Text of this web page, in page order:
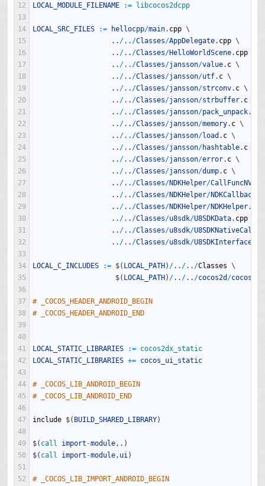
12
13
14
15
16
17
18
19
20
21
22
23
24
25
26
27
28
29
30
31
32
33
34
35
36
37
38
39
40
41
42
43
44
45
46
47
48
49
50
51
52
LOCAL_MODULE_FILENAME := libcocos2dcpp
LOCAL_SRC_FILES := hellocpp/main. cpp \
. . /. . /Classes/AppDelegate. cpp \
. . /. . /Classes/HelloWorldScene. cpp
. . /. . /Classes/jansson/value. c \
. . /. . /Classes/jansson/utf. c \
. . /. . /Classes/jansson/strconv. c \
. . /. . /Classes/jansson/strbuffer. c
. . /. . /Classes/jansson/pack_unpack.
. . /. . /Classes/jansson/memory. c \
. . /. . /Classes/jansson/load . c \
. . /. . /Classes/jansson/hashtable. c
. . /. . /Classes/jansson/error. c \
. . /. . /Classes/jansson/dump. c \
. . /. . /Classes/NDKHelper/CallFuncNV
. . /. . /Classes/NDKHelper/
. . /. . /Classes/NDKHelper/NDKHelper.
. . /. . /Classes/u8sdk/U8SDKData. cpp
. . /. . /Classes/u8sdk/
. . /. . /Classes/u8sdk/U8SDKInterface
LOCAL_C_INCLUDES := $( LOCAL_PATH ) /. . /. . /Classes
\
$( LOCAL_PATH ) /. . /. . /cocos2d /cocos
# _COCOS_HEADER_ANDROID_BEGIN
# _COCOS_HEADER_ANDROID_END
LOCAL_STATIC_LIBRARIES := cocos2dx_static
LOCAL_STATIC_LIBRARIES += cocos_ui_static
# _COCOS_LIB_ANDROID_BEGIN
# _COCOS_LIB_ANDROID_END
include $( BUILD_SHARED_LIBRARY)
$( call import -module, . )
$( call import -module, ui)
# _COCOS_LIB_IMPORT_ANDROID_BEGIN